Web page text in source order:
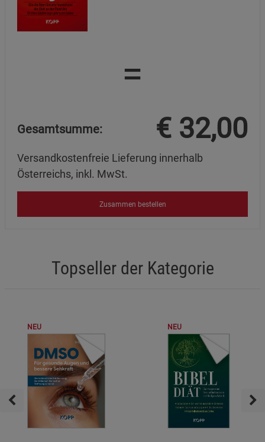
=
Gesamtsumme: € 32,00
Versandkostenfreie Lieferung innerhalb
Österreichs, inkl. MwSt.
Zusammen bestellen
Topseller der Kategorie
NEU NEU